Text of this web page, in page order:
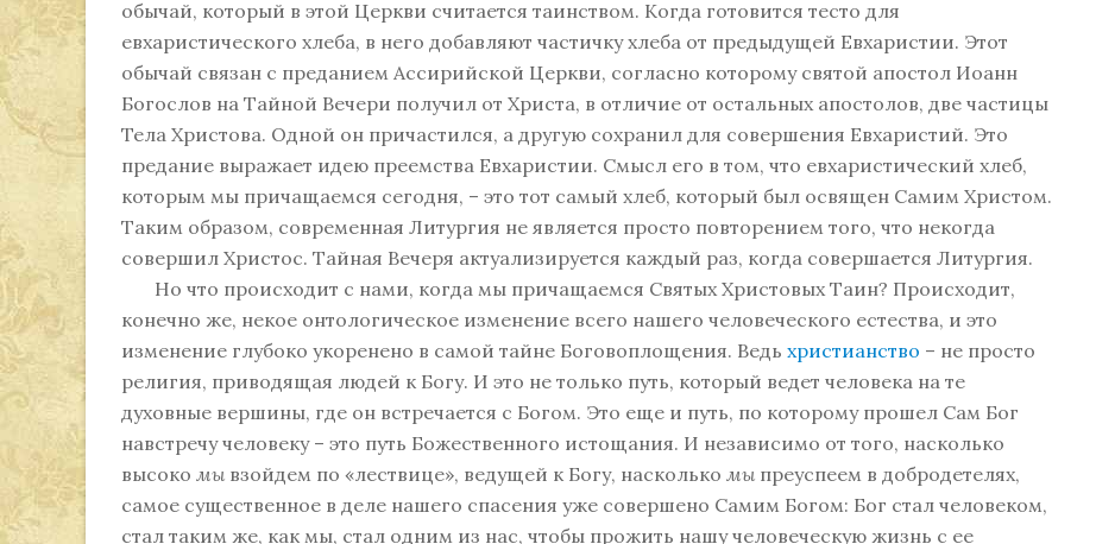
обычай, который в этой Церкви считается таинством. Когда готовится тесто для
евхаристического хлеба, в него добавляют частичку хлеба от предыдущей Евхаристии. Этот
обычай связан с преданием Ассирийской Церкви, согласно которому святой апостол Иоанн
Богослов на Тайной Вечери получил от Христа, в отличие от остальных апостолов, две частицы
Тела Христова. Одной он причастился, а другую сохранил для совершения Евхаристий. Это
предание выражает идею преемства Евхаристии. Смысл его в том, что евхаристический хлеб,
которым мы причащаемся сегодня, – это тот самый хлеб, который был освящен Самим Христом.
Таким образом, современная Литургия не является просто повторением того, что некогда
совершил Христос. Тайная Вечеря актуализируется каждый раз, когда совершается Литургия.
Но что происходит с нами, когда мы причащаемся Святых Христовых Таин? Происходит,
конечно же, некое онтологическое изменение всего нашего человеческого естества, и это
изменение глубоко укоренено в самой тайне Боговоплощения. Ведь христианство – не просто
религия, приводящая людей к Богу. И это не только путь, который ведет человека на те
духовные вершины, где он встречается с Богом. Это еще и путь, по которому прошел Сам Бог
навстречу человеку – это путь Божественного истощания. И независимо от того, насколько
высоко мы взойдем по «лествице», ведущей к Богу, насколько мы преуспеем в добродетелях,
самое существенное в деле нашего спасения уже совершено Самим Богом: Бог стал человеком,
стал таким же, как мы, стал одним из нас, чтобы прожить нашу человеческую жизнь с ее